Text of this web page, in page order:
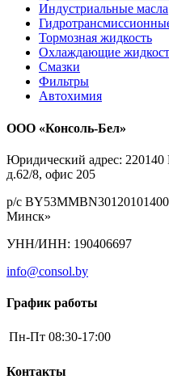
Индустриальные масла
Тормозная жидкость
Охлаждающие
Смазки
Фильтры
Автохимия
ООО «Консоль-Бел»
Юридический адрес:
д.62/8, офис 205
р/с
Минск»
УНН/ИНН: 190406697
info@consol.by
График работы
Пн-Пт 08:30-17:00
Контакты